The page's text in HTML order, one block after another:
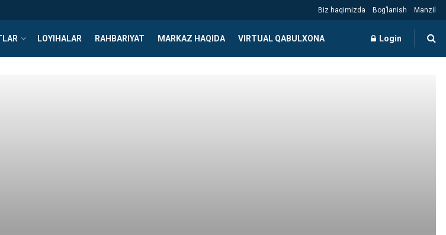
Biz haqimizda Bog’lanish Manzil
LOYIHALAR RAHBARIYAT MARKAZ HAQIDA VIRTUAL QABULXONA Login